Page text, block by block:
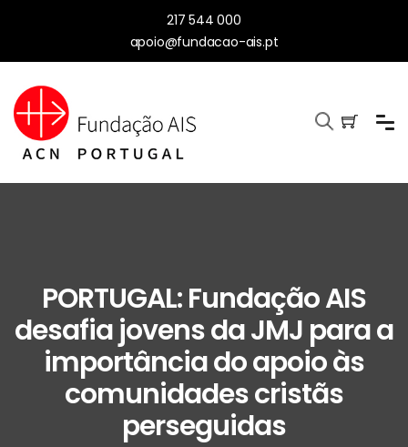
217 544 000
apoio@fundacao-ais.pt
PORTUGAL: Fundação AIS
desafia jovens da JMJ para a
importância do apoio às
comunidades cristãs
perseguidas